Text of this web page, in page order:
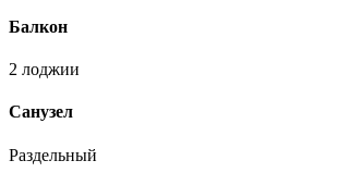
Балкон
2 лоджии
Санузел
Раздельный